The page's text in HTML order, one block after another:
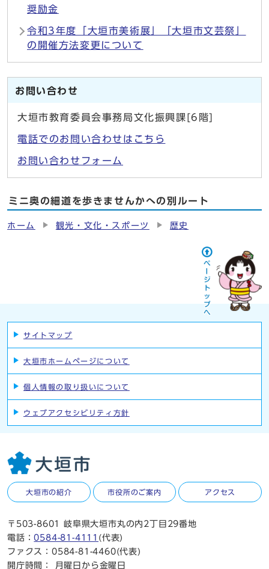
奨励金
令和3年度「大垣市美術展」「大垣市文芸祭」
の開催方法変更について
お問い合わせ
大垣市教育委員会事務局文化振興課[6階]
電話でのお問い合わせはこちら
お問い合わせフォーム
ミニ奥の細道を歩きませんかへの別ルート
ホーム 観光・文化・スポーツ 歴史
サイトマップ
大垣市ホームページについて
個人情報の取り扱いについて
ウェブアクセシビリティ方針
大垣市の紹介 市役所のご案内 アクセス
〒503-8601 岐阜県大垣市丸の内2丁目29番地
電話：0584-81-4111 (代表)
ファクス：0584-81-4460(代表)
開庁時間：
月曜日から金曜日